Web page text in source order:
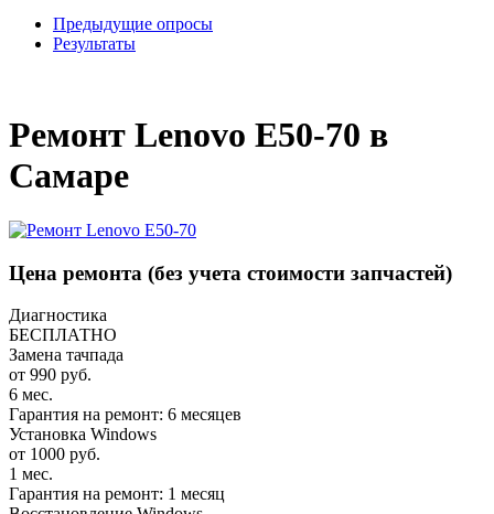
Предыдущие опросы
Результаты
Ремонт Lenovo E50-70 в
Самаре
Цена ремонта (без учета стоимости запчастей)
Диагностика
БЕСПЛАТНО
Замена тачпада
от 990 руб.
6 мес.
Гарантия на ремонт: 6 месяцев
Установка Windows
от 1000 руб.
1 мес.
Гарантия на ремонт: 1 месяц